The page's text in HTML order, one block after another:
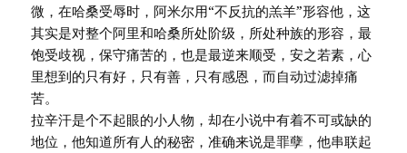
微，在哈桑受辱时，阿米尔用“不反抗的羔羊”形容他，这
其实是对整个阿里和哈桑所处阶级，所处种族的形容，最
饱受歧视，保守痛苦的，也是最逆来顺受，安之若素，心
里想到的只有好，只有善，只有感恩，而自动过滤掉痛
苦。
拉辛汗是个不起眼的小人物，却在小说中有着不可或缺的
地位，他知道所有人的秘密，准确来说是罪孽，他串联起